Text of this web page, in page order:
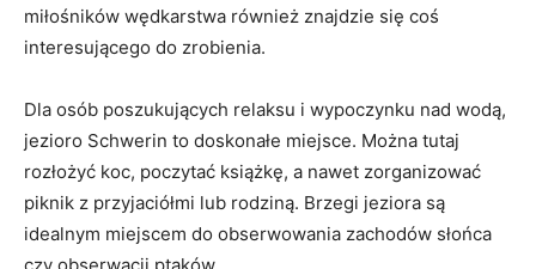
miłośników wędkarstwa również znajdzie się coś
interesującego do zrobienia.
Dla osób poszukujących relaksu‍ i wypoczynku nad wodą,
jezioro Schwerin to doskonałe miejsce. ‌Można tutaj
rozłożyć koc, poczytać książkę, a nawet zorganizować
piknik z przyjaciółmi lub rodziną. Brzegi jeziora są
idealnym miejscem do obserwowania zachodów słońca